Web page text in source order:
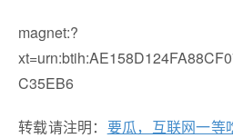
magnet:?
C35EB6
转载请注明： 要瓜，互联网一等